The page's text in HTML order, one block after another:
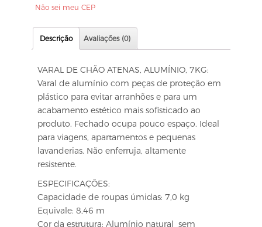
Não sei meu CEP
Descrição Avaliações (0)
VARAL DE CHÃO ATENAS, ALUMÍNIO, 7KG:
Varal de alumínio com peças de proteção em
plástico para evitar arranhões e para um
acabamento estético mais sofisticado ao
produto. Fechado ocupa pouco espaço. Ideal
para viagens, apartamentos e pequenas
lavanderias. Não enferruja, altamente
resistente.
ESPECIFICAÇÕES:
Capacidade de roupas úmidas: 7,0 kg
Equivale: 8,46 m
Cor da estrutura: Alumínio natural  sem